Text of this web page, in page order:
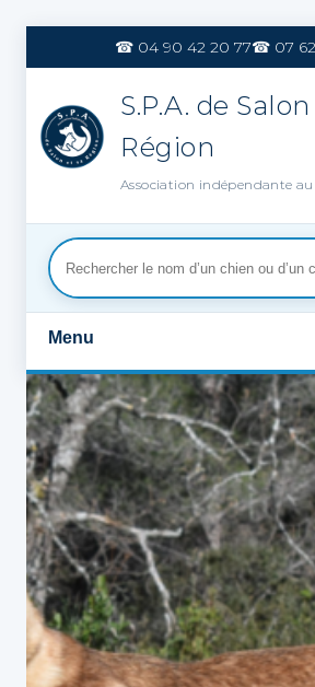
contenu
☎ 04 90 42 20 77☎ 07 62
S.P.A. de
Région
Association indépendante
Menu